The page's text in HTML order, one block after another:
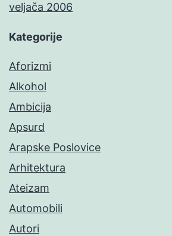
veljača 2006
Kategorije
Aforizmi
Alkohol
Ambicija
Apsurd
Arapske Poslovice
Arhitektura
Ateizam
Automobili
Autori